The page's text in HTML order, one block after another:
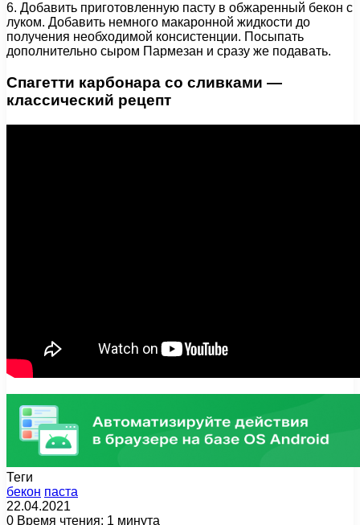
6. Добавить приготовленную пасту в обжаренный бекон с
луком. Добавить немного макаронной жидкости до
получения необходимой консистенции. Посыпать
дополнительно сыром Пармезан и сразу же подавать.
Спагетти карбонара со сливками —
классический рецепт
Теги
бекон паста
22.04.2021
0 Время чтения: 1 минута